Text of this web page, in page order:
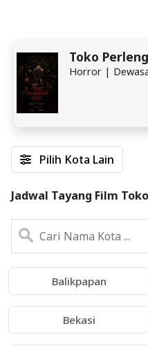
Toko
Horror |
Pilih Kota Lain
Jadwal Tayang Film
Balikpapan
Bekasi